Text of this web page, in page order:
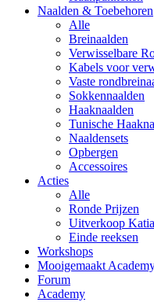
Naalden & Toebehoren
Alle
Breinaalden
Verwisselbare
Kabels voor
Vaste
Sokkennaalden
Haaknaalden
Tunische
Naaldensets
Opbergen
Accessoires
Acties
Alle
Ronde Prijzen
Uitverkoop
Einde reeksen
Workshops
Mooigemaakt
Forum
Academy